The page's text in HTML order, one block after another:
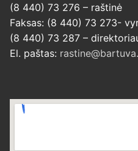
(8 440) 73 276 – raštinė
Faksas: (8 440) 73 273-
(8 440) 73 287 –
El. paštas: